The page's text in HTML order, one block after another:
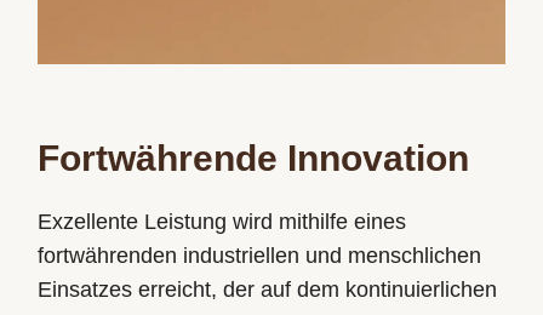
Fortwährende Innovation
Exzellente Leistung wird mithilfe eines
fortwährenden industriellen und menschlichen
Einsatzes erreicht, der auf dem kontinuierlichen